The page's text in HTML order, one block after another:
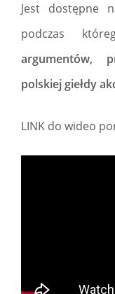
Jest dostępne
podczas
argumentów,
polskiej giełdy
LINK do wideo